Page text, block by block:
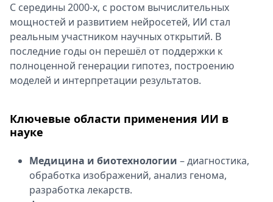
С середины 2000-х, с ростом вычислительных
мощностей и развитием нейросетей, ИИ стал
реальным участником научных открытий. В
последние годы он перешёл от поддержки к
полноценной генерации гипотез, построению
моделей и интерпретации результатов.
Ключевые области применения ИИ в
науке
Медицина и биотехнологии – диагностика,
обработка изображений, анализ генома,
разработка лекарств.